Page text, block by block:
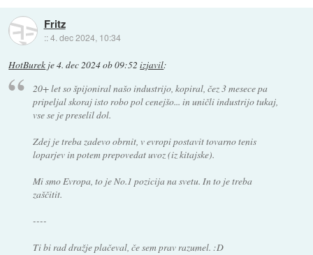
Fritz
::4. dec 2024, 10:34
HotBurek je4. dec 2024 ob 09:52 izjavil:
20+ let so špijoniral našo industrijo, kopiral, čez 3 mesece pa
pripeljal skoraj isto robo pol cenejšo... in uničli industrijo tukaj,
vse se je preselil dol.
Zdej je treba zadevo obrnit, v evropi postavit tovarno tenis
loparjev in potem prepovedat uvoz (iz kitajske).
Mi smo Evropa, to je No.1 pozicija na svetu. In to je treba
zaščitit.
----
Ti bi rad dražje plačeval, če sem prav razumel. :D